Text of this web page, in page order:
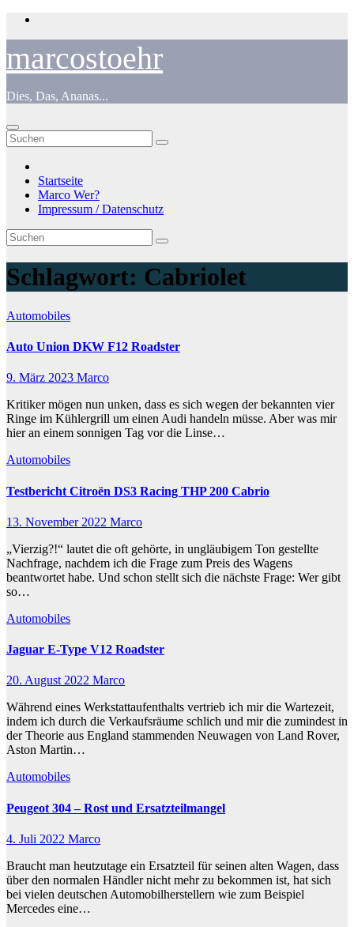
Zum
marcostoehr
Dies, Das, Ananas...
Startseite
Marco Wer?
Impressum / Datenschutz
Schlagwort: Cabriolet
Automobiles
Auto Union DKW F12 Roadster
9. März 2023 Marco
Kritiker mögen nun unken, dass es sich wegen der bekannten vier
Ringe im Kühlergrill um einen Audi handeln müsse. Aber was mir
hier an einem sonnigen Tag vor die Linse…
Automobiles
Testbericht Citroën DS3 Racing THP 200 Cabrio
13. November 2022 Marco
„Vierzig?!“ lautet die oft gehörte, in ungläubigem Ton gestellte
Nachfrage, nachdem ich die Frage zum Preis des Wagens
beantwortet habe. Und schon stellt sich die nächste Frage: Wer gibt
so…
Automobiles
Jaguar E-Type V12 Roadster
20. August 2022 Marco
Während eines Werkstattaufenthalts vertrieb ich mir die Wartezeit,
indem ich durch die Verkaufsräume schlich und mir die zumindest in
der Theorie aus England stammenden Neuwagen von Land Rover,
Aston Martin…
Automobiles
Peugeot 304 – Rost und Ersatzteilmangel
4. Juli 2022 Marco
Braucht man heutzutage ein Ersatzteil für seinen alten Wagen, dass
über den normalen Händler nicht mehr zu bekommen ist, hat sich
bei vielen deutschen Automobilherstellern wie zum Beispiel
Mercedes eine…